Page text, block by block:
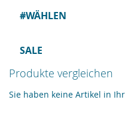
#WÄHLEN
SALE
Produkte vergleichen
Sie haben keine Artikel in